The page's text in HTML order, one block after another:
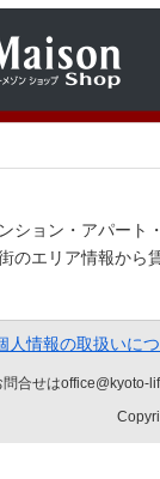
ション・アパート
のエリア情報から
人情報の取扱いに
合せは